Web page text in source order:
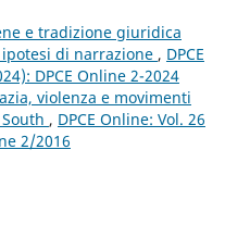
e tradizione giuridica
di narrazione , DPCE
DPCE Online 2-2024
violenza e movimenti
, DPCE Online: Vol. 26
2/2016